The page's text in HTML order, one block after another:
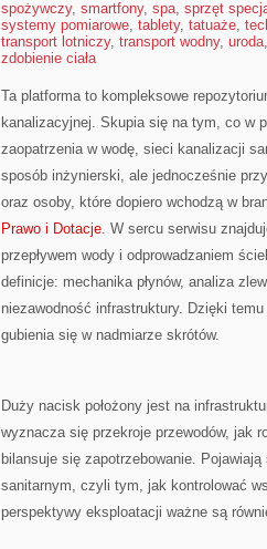
spożywczy, smartfony, spa, sprzęt
systemy pomiarowe, tablety, tatuaże,
transport lotniczy, transport wodny, uroda,
zdobienie ciała
Ta platforma to kompleksowe
kanalizacyjnej. Skupia się na tym, co w
zaopatrzenia w wodę, sieci kanalizacji
sposób inżynierski, ale jednocześnie
oraz osoby, które dopiero wchodzą w
Prawo i Dotacje. W sercu serwisu
przepływem wody i odprowadzaniem
definicje: mechanika płynów, analiza
niezawodność infrastruktury. Dzięki
gubienia się w nadmiarze skrótów.
Duży nacisk położony jest na
wyznacza się przekroje przewodów, jak
bilansuje się zapotrzebowanie.
sanitarnym, czyli tym, jak kontrolować
perspektywy eksploatacji ważne są